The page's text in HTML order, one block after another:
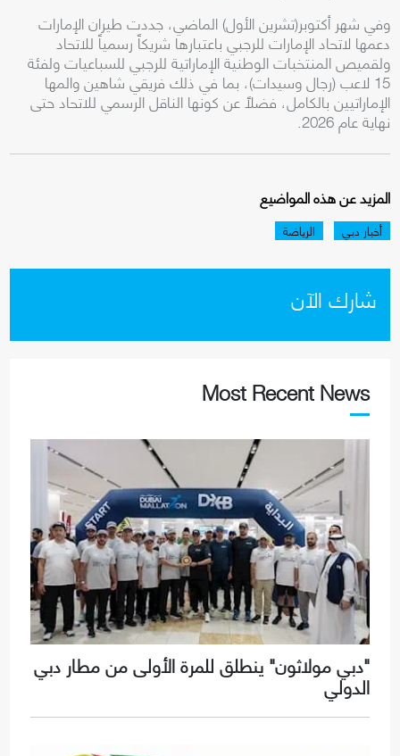
وفي شهر أكتوبر(تشرين الأول) الماضي، جددت طيران الإمارات
دعمها لاتحاد الإمارات للرجبي باعتبارها شريكاً رسمياً للاتحاد
ولقميص المنتخبات الوطنية الإماراتية للرجبي للسباعيات ولفئة
15 لاعب (رجال وسيدات)، بما في ذلك فريقي شاهين والمها
الإماراتيين بالكامل، فضلاً عن كونها الناقل الرسمي للاتحاد حتى
نهاية عام 2026.
المزيد عن هذه المواضيع
أخبار دبي الرياضة
شارك الآن
Most Recent News
"دبي مولاثون" ينطلق للمرة الأولى من مطار دبي
الدولي